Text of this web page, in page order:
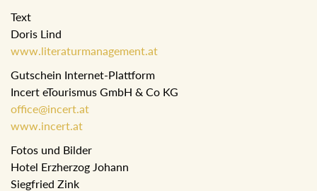
Text
Doris Lind
www.literaturmanagement.at
Gutschein Internet-Plattform
Incert eTourismus GmbH & Co KG
office@incert.at
www.incert.at
Fotos und Bilder
Hotel Erzherzog Johann
Siegfried Zink